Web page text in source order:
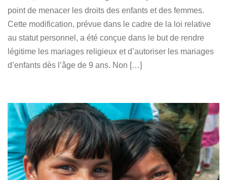
point de menacer les droits des enfants et des femmes.
Cette modification, prévue dans le cadre de la loi relative
au statut personnel, a été conçue dans le but de rendre
légitime les mariages religieux et d’autoriser les mariages
d’enfants dès l’âge de 9 ans. Non […]